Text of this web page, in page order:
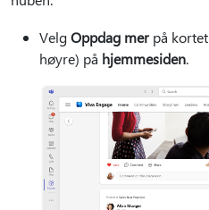
VelgOppdag merpå kortet
høyre) på hjemmesiden.